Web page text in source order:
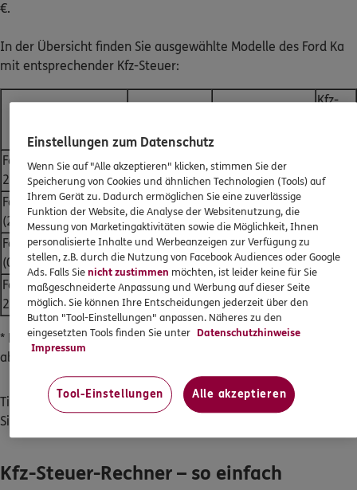
€.
In der Übersicht finden Sie ausgewählte Modelle des Ford Ka
mit entsprechender Kfz-Steuer:
Kfz-
Ford Ka 1.2 (2008 -
2020)
51/1.242 Euro 4
Ford Ka+ 1.2 Ti-VCT
(2016 - 2020)
63/1.196 Euro 6
Ford Ka+ 1.3
(08/2002 – 08/2008)
44/1.299 Euro 4
€
Ford SportKa (bis
2009)
70/1.597 Euro 4
* Beispielwerte, die je nach individueller Kfz-Beschaffenheit
abweichen können
Tipp: Eine günstigeKfz-Versicherungfür Ihren Ford Ka finden
Sie bei uns. Gute Fahrt!
Kfz-Steuer-Rechner – so einfach
Einstellungen zum Datenschutz
Wenn Sie auf "Alle akzeptieren" klicken, stimmen Sie der
Speicherung von Cookies und ähnlichen Technologien (Tools) auf
Ihrem Gerät zu. Dadurch ermöglichen Sie eine zuverlässige
Funktion der Website, die Analyse der Websitenutzung, die
Messung von Marketingaktivitäten sowie die Möglichkeit, Ihnen
personalisierte Inhalte und Werbeanzeigen zur Verfügung zu
stellen, z.B. durch die Nutzung von Facebook Audiences oder Google
Ads. Falls Sienicht zustimmen möchten, ist leider keine für Sie
maßgeschneiderte Anpassung und Werbung auf dieser Seite
möglich. Sie können Ihre Entscheidungen jederzeit über den
Button "Tool-Einstellungen" anpassen. Näheres zu den
eingesetzten Tools finden Sie unter Datenschutzhinweise
Impressum
Tool-Einstellungen Alle akzeptieren